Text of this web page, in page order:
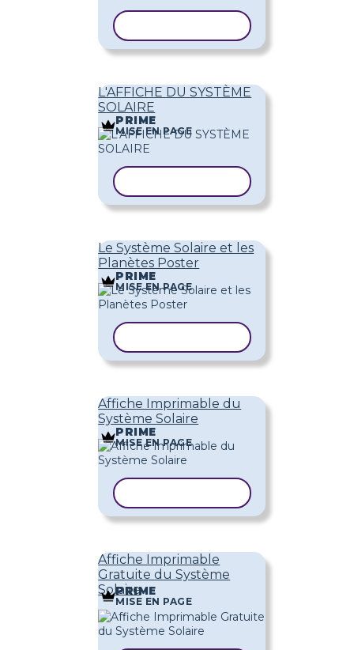
L'AFFICHE DU SYSTÈME
SOLAIRE
PRIME
MISE EN PAGE
Le Système Solaire et les
Planètes Poster
PRIME
MISE EN PAGE
Affiche Imprimable du
Système Solaire
PRIME
MISE EN PAGE
Affiche Imprimable
Gratuite du Système
Solaire
PRIME
MISE EN PAGE